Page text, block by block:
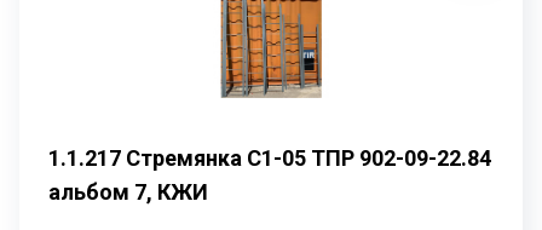
1.1.217 Стремянка С1-05 ТПР 902-09-22.84
альбом 7, КЖИ